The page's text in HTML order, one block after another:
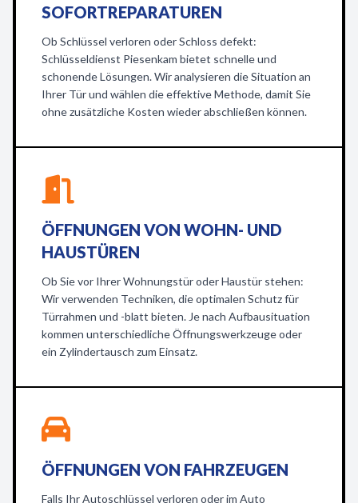
SOFORTREPARATUREN
Ob Schlüssel verloren oder Schloss defekt:
Schlüsseldienst Piesenkam bietet schnelle und
schonende Lösungen. Wir analysieren die Situation an
Ihrer Tür und wählen die effektive Methode, damit Sie
ohne zusätzliche Kosten wieder abschließen können.
ÖFFNUNGEN VON WOHN- UND
HAUSTÜREN
Ob Sie vor Ihrer Wohnungstür oder Haustür stehen:
Wir verwenden Techniken, die optimalen Schutz für
Türrahmen und -blatt bieten. Je nach Aufbausituation
kommen unterschiedliche Öffnungswerkzeuge oder
ein Zylindertausch zum Einsatz.
ÖFFNUNGEN VON FAHRZEUGEN
Falls Ihr Autoschlüssel verloren oder im Auto